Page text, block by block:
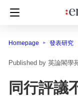
Homepage 發表研究
英論閣學
同行評議